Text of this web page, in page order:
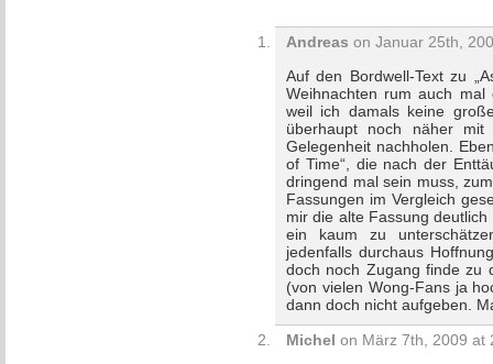
Andreas on Januar 25th,
Auf den Bordwell-Text zu
Weihnachten rum auch
weil ich damals keine
überhaupt noch näher
Gelegenheit nachholen.
of Time“, die nach der
dringend mal sein muss,
Fassungen im Vergleich
mir die alte Fassung
ein kaum zu
jedenfalls durchaus
doch noch Zugang finde zu
(von vielen Wong-Fans ja
dann doch nicht aufgeben.
Michel on März 7th, 2009 at